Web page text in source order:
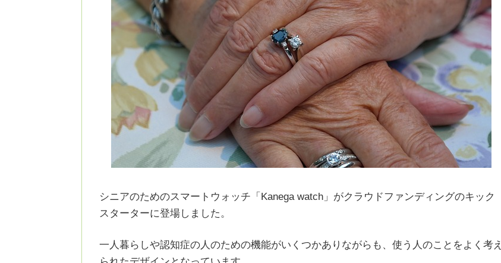
シニアのためのスマートウォッチ「Kanega watch」がクラウドファンディングのキック
スターターに登場しました。
一人暮らしや認知症の人のための機能がいくつかありながらも、使う人のことをよく考え